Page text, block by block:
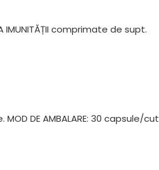
IMUNITĂȚII comprimate de supt.
DE AMBALARE: 30 capsule/